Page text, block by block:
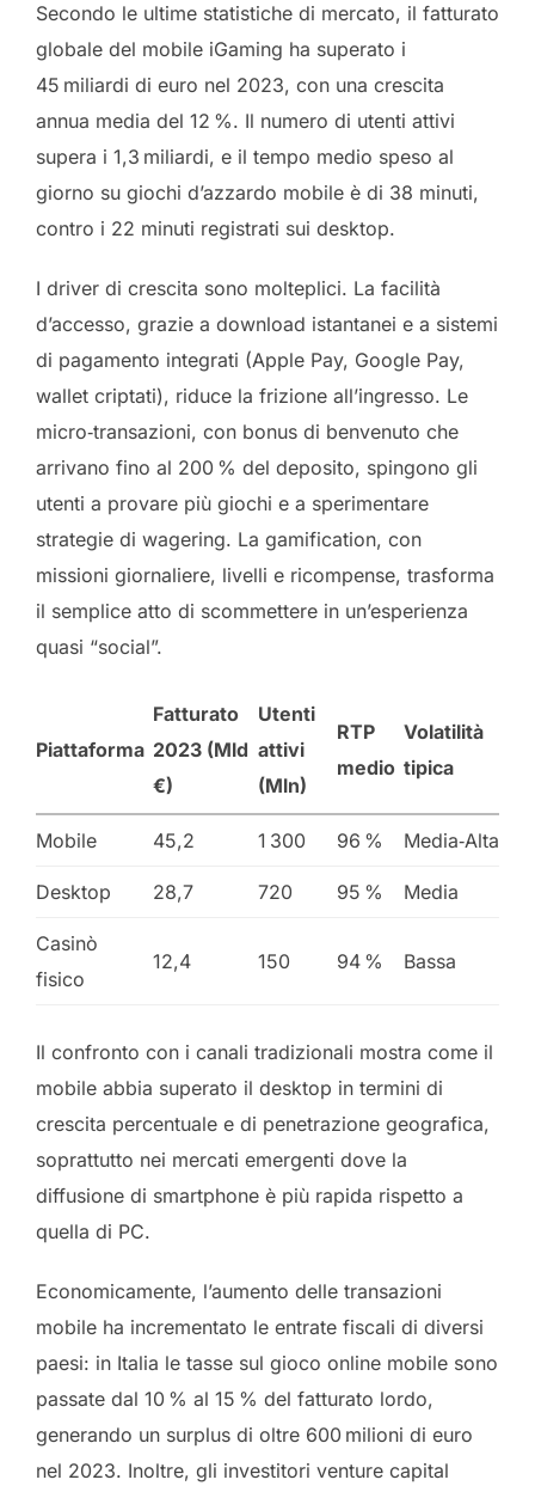
Secondo le ultime statistiche di mercato, il fatturato
globale del mobile iGaming ha superato i
45 miliardi di euro nel 2023, con una crescita
annua media del 12 %. Il numero di utenti attivi
supera i 1,3 miliardi, e il tempo medio speso al
giorno su giochi d’azzardo mobile è di 38 minuti,
contro i 22 minuti registrati sui desktop.
I driver di crescita sono molteplici. La facilità
d’accesso, grazie a download istantanei e a sistemi
di pagamento integrati (Apple Pay, Google Pay,
wallet criptati), riduce la frizione all’ingresso. Le
micro‑transazioni, con bonus di benvenuto che
arrivano fino al 200 % del deposito, spingono gli
utenti a provare più giochi e a sperimentare
strategie di wagering. La gamification, con
missioni giornaliere, livelli e ricompense, trasforma
il semplice atto di scommettere in un’esperienza
quasi “social”.
Piattaforma
Fatturato
2023 (Mld
€)
Utenti
attivi
(Mln)
RTP
medio
Volatilità
tipica
Mobile 45,2 1 300 96 % Media‑Alta
Desktop 28,7 720 95 % Media
Casinò
fisico
12,4 150 94 % Bassa
Il confronto con i canali tradizionali mostra come il
mobile abbia superato il desktop in termini di
crescita percentuale e di penetrazione geografica,
soprattutto nei mercati emergenti dove la
diffusione di smartphone è più rapida rispetto a
quella di PC.
Economicamente, l’aumento delle transazioni
mobile ha incrementato le entrate fiscali di diversi
paesi: in Italia le tasse sul gioco online mobile sono
passate dal 10 % al 15 % del fatturato lordo,
generando un surplus di oltre 600 milioni di euro
nel 2023. Inoltre, gli investitori venture capital